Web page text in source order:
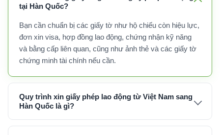
tại Hàn Quốc?
Bạn cần chuẩn bị các giấy tờ như hộ chiếu còn hiệu lực,
đơn xin visa, hợp đồng lao động, chứng nhận kỹ năng
và bằng cấp liên quan, cũng như ảnh thẻ và các giấy tờ
chứng minh tài chính nếu cần.
Quy trình xin giấy phép lao động từ Việt Nam sang
Hàn Quốc là gì?